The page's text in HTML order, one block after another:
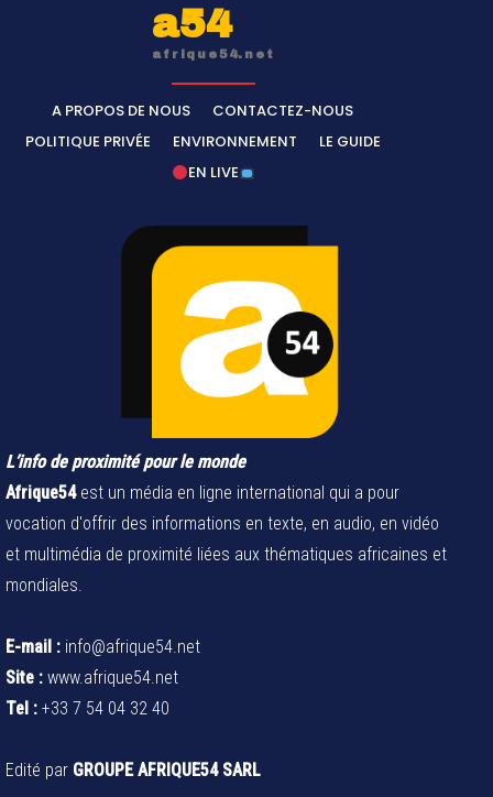
a54
afrique54.net
A PROPOS DE NOUS
CONTACTEZ-NOUS
POLITIQUE PRIVÉE
ENVIRONNEMENT
LE GUIDE
EN LIVE
L’info de proximité pour le monde
Afrique54est un média en ligne international qui a pour
vocation d'offrir des informations en texte, en audio, en vidéo
et multimédia de proximité liées aux thématiques africaines et
mondiales.
E-mail : info@afrique54.net
Site : www.afrique54.net
Tel : +33 7 54 04 32 40
Edité par GROUPE AFRIQUE54 SARL